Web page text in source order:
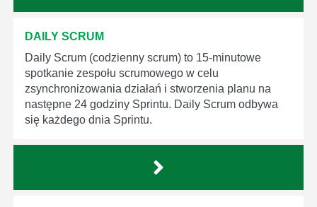
DAILY SCRUM
Daily Scrum (codzienny scrum) to 15-minutowe
spotkanie zespołu scrumowego w celu
zsynchronizowania działań i stworzenia planu na
następne 24 godziny Sprintu. Daily Scrum odbywa
się każdego dnia Sprintu.